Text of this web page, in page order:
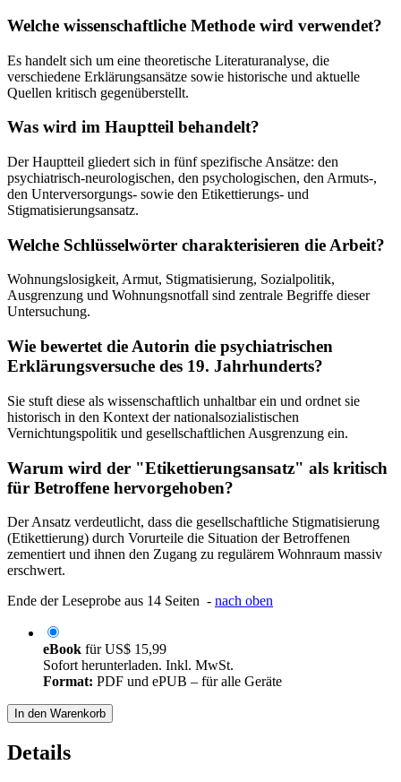
Welche wissenschaftliche Methode wird verwendet?
Es handelt sich um eine theoretische Literaturanalyse, die
verschiedene Erklärungsansätze sowie historische und aktuelle
Quellen kritisch gegenüberstellt.
Was wird im Hauptteil behandelt?
Der Hauptteil gliedert sich in fünf spezifische Ansätze: den
psychiatrisch-neurologischen, den psychologischen, den Armuts-,
den Unterversorgungs- sowie den Etikettierungs- und
Stigmatisierungsansatz.
Welche Schlüsselwörter charakterisieren die Arbeit?
Wohnungslosigkeit, Armut, Stigmatisierung, Sozialpolitik,
Ausgrenzung und Wohnungsnotfall sind zentrale Begriffe dieser
Untersuchung.
Wie bewertet die Autorin die psychiatrischen
Erklärungsversuche des 19. Jahrhunderts?
Sie stuft diese als wissenschaftlich unhaltbar ein und ordnet sie
historisch in den Kontext der nationalsozialistischen
Vernichtungspolitik und gesellschaftlichen Ausgrenzung ein.
Warum wird der "Etikettierungsansatz" als kritisch
für Betroffene hervorgehoben?
Der Ansatz verdeutlicht, dass die gesellschaftliche Stigmatisierung
(Etikettierung) durch Vorurteile die Situation der Betroffenen
zementiert und ihnen den Zugang zu regulärem Wohnraum massiv
erschwert.
Ende der Leseprobe aus 14 Seiten - nach oben
eBook fürUS$ 15,99
Sofort herunterladen. Inkl. MwSt.
Format: PDF und ePUB – für alle Geräte
In den Warenkorb
Details